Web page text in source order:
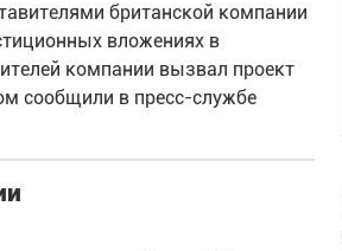
британской компании
вложениях в
компании вызвал проект
сообщили в пресс-службе